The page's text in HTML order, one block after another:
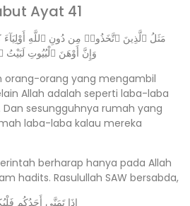
Ayat 41
مَثَلُ ٱلَّذِينَ ٱتَّخَذُوا۟ مِن دُونِ ٱللَّهِ
وَإِنَّ أَوْهَنَ ٱلْبُيُوتِ
orang-orang yang mengambil
Allah adalah seperti laba-laba
sesungguhnya rumah yang
laba-laba kalau mereka
berharap hanya pada Allah
hadits. Rasulullah SAW bersabda,
إِذَا تَمَنَّى أَحَدُكُم